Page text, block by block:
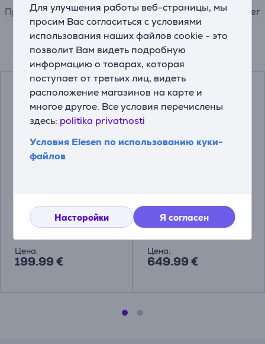
Для улучшения работы веб-страницы, мы
просим Вас согласиться с условиями
использования наших файлов cookie - это
позволит Вам видеть подробную
информацию о товарах, которая
поступает от третьих лиц, видеть
расположение магазинов на карте и
многое другое. Все условия перечислены
здесь: politika privatnosti
Условия Elesen по использованию куки-
файлов
Насторойки Я согласен
Производитель
Brother
Подходящие товары
машина Товар -
CS10S
CS10S
Цена:
199.99 €
F400VL1
Цена:
649.99 €